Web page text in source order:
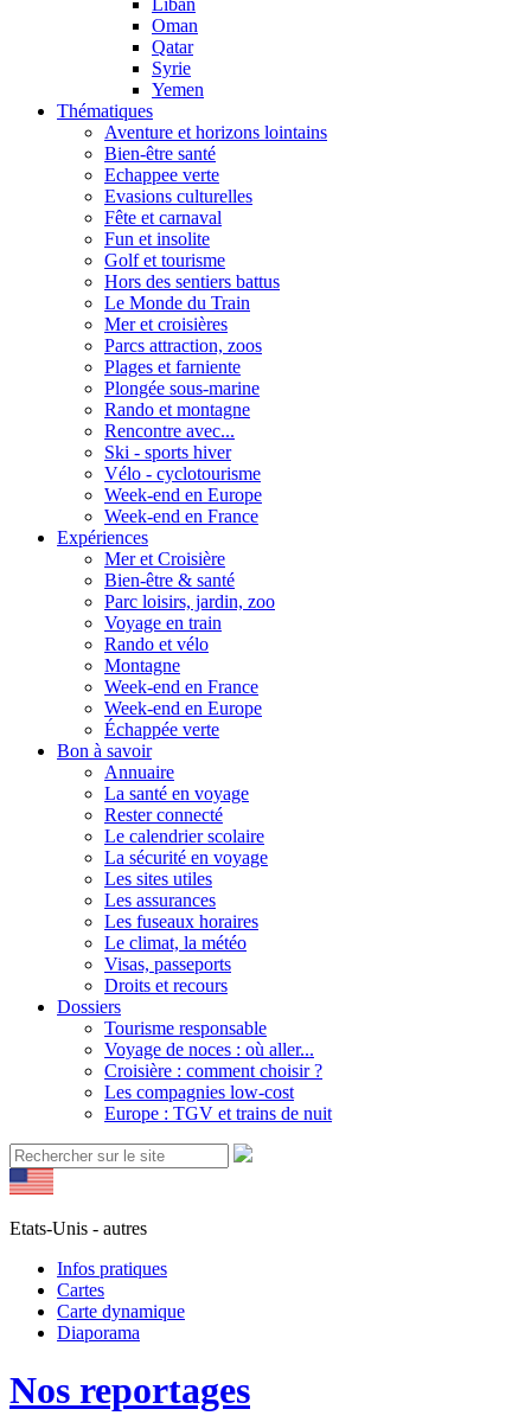
Liban
Oman
Qatar
Syrie
Yemen
Thématiques
Aventure et horizons lointains
Bien-être santé
Echappee verte
Evasions culturelles
Fête et carnaval
Fun et insolite
Golf et tourisme
Hors des sentiers battus
Le Monde du Train
Mer et croisières
Parcs attraction, zoos
Plages et farniente
Plongée sous-marine
Rando et montagne
Rencontre avec...
Ski - sports hiver
Vélo - cyclotourisme
Week-end en Europe
Week-end en France
Expériences
Mer et Croisière
Bien-être & santé
Parc loisirs, jardin, zoo
Voyage en train
Rando et vélo
Montagne
Week-end en France
Week-end en Europe
Échappée verte
Bon à savoir
Annuaire
La santé en voyage
Rester connecté
Le calendrier scolaire
La sécurité en voyage
Les sites utiles
Les assurances
Les fuseaux horaires
Le climat, la météo
Visas, passeports
Droits et recours
Dossiers
Tourisme responsable
Voyage de noces : où aller...
Croisière : comment choisir ?
Les compagnies low-cost
Europe : TGV et trains de nuit
Etats-Unis - autres
Infos pratiques
Cartes
Carte dynamique
Diaporama
Nos reportages